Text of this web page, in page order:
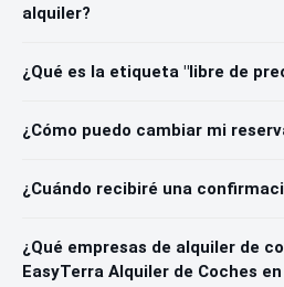
alquiler?
¿Qué es la etiqueta "libre de
¿Cómo puedo cambiar mi
¿Cuándo recibiré una
¿Qué empresas de alquiler de
EasyTerra Alquiler de Coches